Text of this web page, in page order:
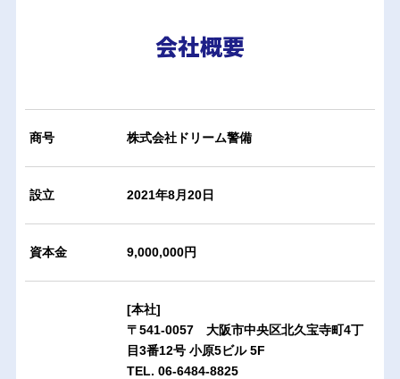
会社概要
商号 株式会社ドリーム警備
設立 2021年8月20日
資本金 9,000,000円
[本社]
〒541-0057 大阪市中央区北久宝寺町4丁
目3番12号 小原5ビル 5F
TEL. 06-6484-8825